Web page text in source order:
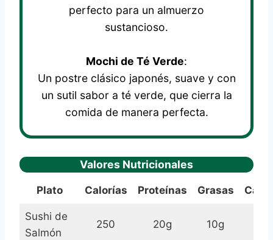
perfecto para un almuerzo
sustancioso.
Mochi de Té Verde:
Un postre clásico japonés, suave y con
un sutil sabor a té verde, que cierra la
comida de manera perfecta.
Valores Nutricionales
Plato Calorías Proteínas Grasas
Sushi de
Salmón
250 20g 10g